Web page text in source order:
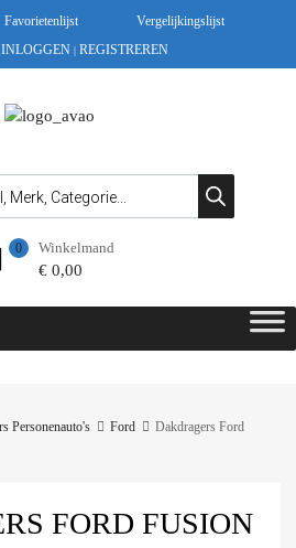
Favorietenlijst
Vergelijkingslijst
INLOGGEN | REGISTREREN
Winkelmand
€0,00
0
Personenauto's Ford
Dakdragers Ford
FORD FUSION